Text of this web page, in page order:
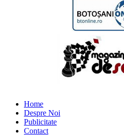
Home
Despre Noi
Publicitate
Contact